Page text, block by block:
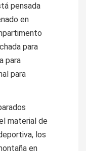
pensada
en
para
para
para
material de
los
en